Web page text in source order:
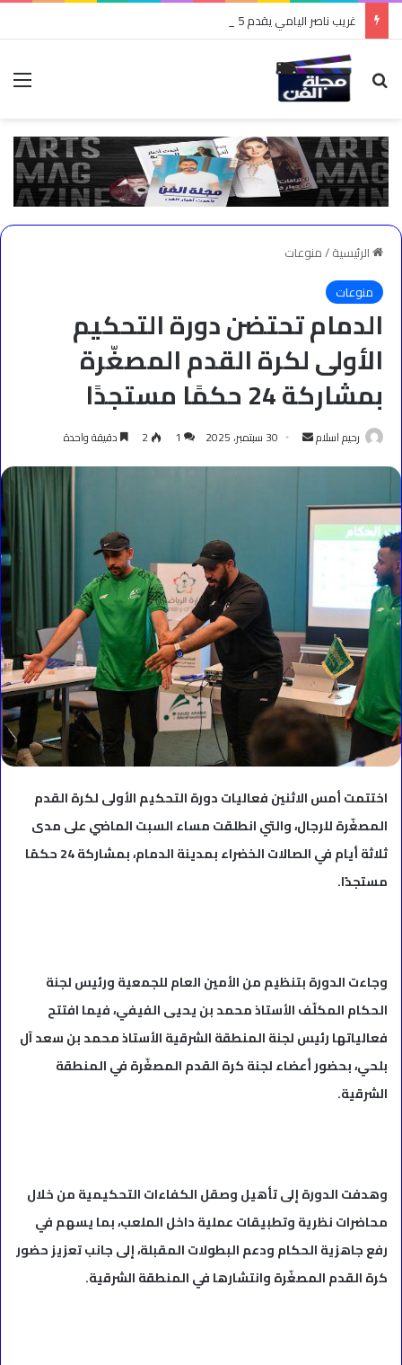
غريب ناصر اليامي يقدم 5 مبادئ في صناعة المحتوى
بحث عن
الرئيسية/منوعات
منوعات
الدمام تحتضن دورة التحكيم
الأولى لكرة القدم المصغّرة
بمشاركة 24 حكمًا مستجدًا
رحيم اسلام
أرسل 30 سبتمبر، 2025 1
2 دقيقة واحدة
اختتمت أمس الاثنين فعاليات دورة التحكيم الأولى لكرة القدم
المصغّرة للرجال، والتي انطلقت مساء السبت الماضي على مدى
ثلاثة أيام في الصالات الخضراء بمدينة الدمام، بمشاركة 24 حكمًا
مستجدًا.
وجاءت الدورة بتنظيم من الأمين العام للجمعية ورئيس لجنة
الحكام المكلّف الأستاذ محمد بن يحيى الفيفي، فيما افتتح
فعالياتها رئيس لجنة المنطقة الشرقية الأستاذ محمد بن سعد آل
بلحي، بحضور أعضاء لجنة كرة القدم المصغّرة في المنطقة
الشرقية.
وهدفت الدورة إلى تأهيل وصقل الكفاءات التحكيمية من خلال
محاضرات نظرية وتطبيقات عملية داخل الملعب، بما يسهم في
رفع جاهزية الحكام ودعم البطولات المقبلة، إلى جانب تعزيز حضور
كرة القدم المصغّرة وانتشارها في المنطقة الشرقية.